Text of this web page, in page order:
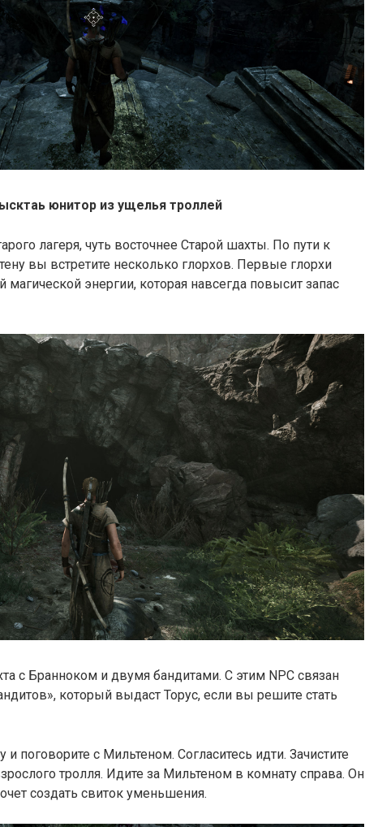
юнитор из ущелья троллей
лагеря, чуть восточнее Старой шахты. По пути к
вы встретите несколько глорхов. Первые глорхи
энергии, которая навсегда повысит запас
с Бранноком и двумя бандитами. С этим NPC связан
который выдаст Торус, если вы решите стать
поговорите с Мильтеном. Согласитесь идти. Зачистите
тролля. Идите за Мильтеном в комнату справа. Он
создать свиток уменьшения.